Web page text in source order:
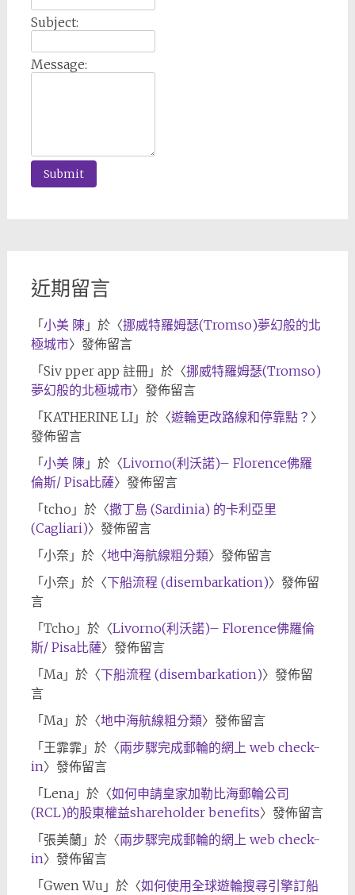
Subject:
Message:
近期留言
「小美 陳 」於〈挪威特羅姆瑟(Tromso)夢幻般的北
極城市〉發佈留言
「Siv pper app 註冊」於〈挪威特羅姆瑟(Tromso)
夢幻般的北極城市〉發佈留言
「KATHERINE LI」於〈遊輪更改路線和停靠點？ 〉
發佈留言
「小美 陳 」於〈Livorno(利沃諾)– Florence佛羅
倫斯/ Pisa比薩〉發佈留言
「tcho 」於〈撒丁島 (Sardinia) 的卡利亞里
(Cagliari)〉發佈留言
「小奈」於〈地中海航線粗分類〉發佈留言
「小奈」於〈下船流程 (disembarkation)〉發佈留
言
「Tcho 」於〈Livorno(利沃諾)– Florence佛羅倫
斯/ Pisa比薩〉發佈留言
「Ma」於〈下船流程 (disembarkation)〉發佈留
言
「Ma」於〈地中海航線粗分類〉發佈留言
「王霏霏 」於〈兩步驟完成郵輪的網上 web check-
in〉發佈留言
「Lena」於〈如何申請皇家加勒比海郵輪公司
(RCL)的股東權益shareholder benefits〉發佈留言
「張美蘭 」於〈兩步驟完成郵輪的網上 web check-
in〉發佈留言
「Gwen Wu 」於〈如何使用全球遊輪搜尋引擎訂船